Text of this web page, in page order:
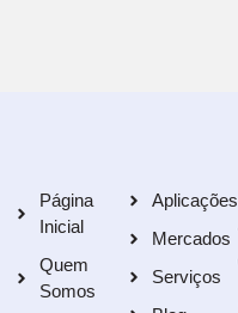
Página
Inicial
Quem
Somos
Aplicações
Mercados
Serviços